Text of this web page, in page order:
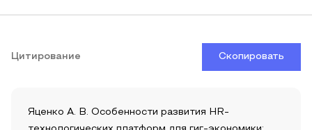
Цитирование Скопировать
Яценко А. В. Особенности развития HR-